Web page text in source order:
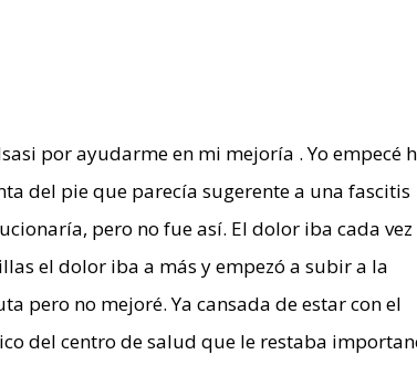
por ayudarme en mi mejoría . Yo empecé
del pie que parecía sugerente a una fascitis
pero no fue así. El dolor iba cada vez
el dolor iba a más y empezó a subir a la
pero no mejoré. Ya cansada de estar con el
del centro de salud que le restaba